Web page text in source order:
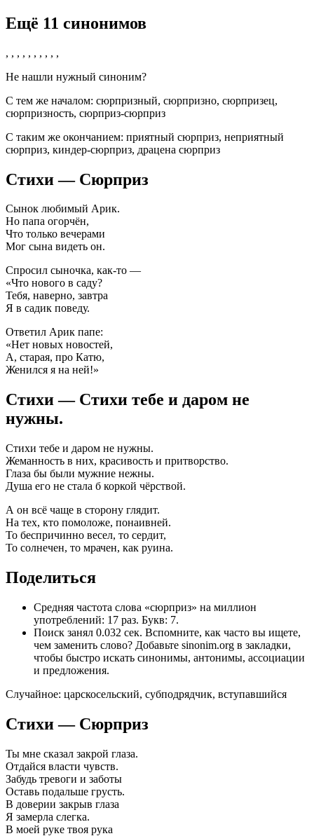
Ещё 11 синонимов
, , , , , , , , , ,
Не нашли нужный синоним?
С тем же началом: сюрпризный, сюрпризно, сюрпризец,
сюрпризность, сюрприз-сюрприз
С таким же окончанием: приятный сюрприз, неприятный
сюрприз, киндер-сюрприз, драцена сюрприз
Стихи — Сюрприз
Сынок любимый Арик.
Но папа огорчён,
Что только вечерами
Мог сына видеть он.
Спросил сыночка, как-то —
«Что нового в саду?
Тебя, наверно, завтра
Я в садик поведу.
Ответил Арик папе:
«Нет новых новостей,
А, старая, про Катю,
Женился я на ней!»
Стихи — Стихи тебе и даром не
нужны.
Стихи тебе и даром не нужны.
Жеманность в них, красивость и притворство.
Глаза бы были мужние нежны.
Душа его не стала б коркой чёрствой.
А он всё чаще в сторону глядит.
На тех, кто помоложе, понаивней.
То беспричинно весел, то сердит,
То солнечен, то мрачен, как руина.
Поделиться
Средняя частота слова «сюрприз» на миллион
употреблений: 17 раз. Букв: 7.
Поиск занял 0.032 сек. Вспомните, как часто вы ищете,
чем заменить слово? Добавьте sinonim.org в закладки,
чтобы быстро искать синонимы, антонимы, ассоциации
и предложения.
Случайное: царскосельский, субподрядчик, вступавшийся
Стихи — Сюрприз
Ты мне сказал закрой глаза.
Отдайся власти чувств.
Забудь тревоги и заботы
Оставь подальше грусть.
В доверии закрыв глаза
Я замерла слегка.
В моей руке твоя рука